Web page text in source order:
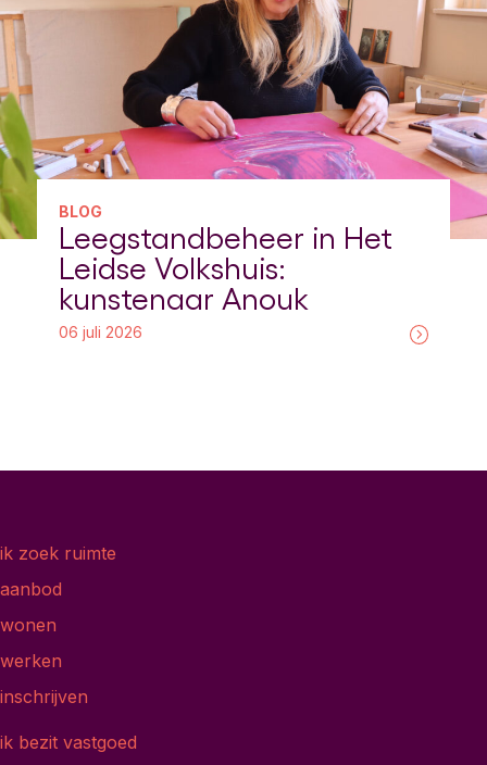
BLOG
Leegstandbeheer in Het
Leidse Volkshuis:
kunstenaar Anouk
06 juli 2026
ik zoek ruimte
aanbod
wonen
werken
inschrijven
ik bezit vastgoed